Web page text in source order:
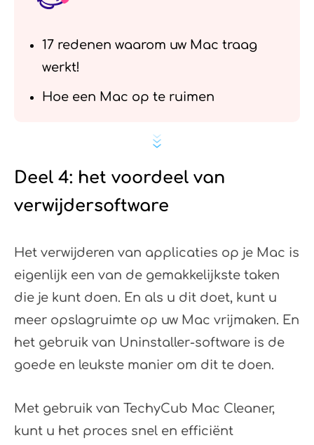
17 redenen waarom uw Mac traag
werkt!
Hoe een Mac op te ruimen
Deel 4: het voordeel van
verwijdersoftware
Het verwijderen van applicaties op je Mac is
eigenlijk een van de gemakkelijkste taken
die je kunt doen. En als u dit doet, kunt u
meer opslagruimte op uw Mac vrijmaken. En
het gebruik van Uninstaller-software is de
goede en leukste manier om dit te doen.
Met gebruik van TechyCub Mac Cleaner,
kunt u het proces snel en efficiënt